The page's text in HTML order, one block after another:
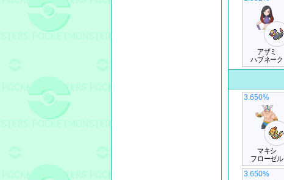
アザミ
ハブネーク
マキシ
フローゼル
3.650%
3.650%